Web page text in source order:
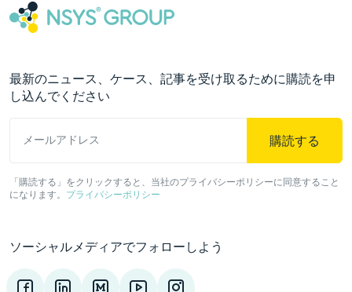
最新のニュース、ケース、記事を受け取るために購読を申
し込んでください
メールアドレス 購読する
「購読する」をクリックすると、当社のプライバシーポリシーに同意すること
になります。 プライバシーポリシー
ソーシャルメディアでフォローしよう